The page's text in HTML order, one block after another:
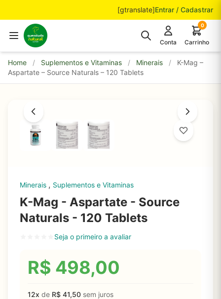
[gtranslate]Entrar / Cadastrar
Conta
0
Carrinho
Home / Suplementos e Vitaminas / Minerais /
K-Mag –
Aspartate – Source Naturals – 120 Tablets
Minerais , Suplementos e Vitaminas
K-Mag - Aspartate - Source
Naturals - 120 Tablets
Seja o primeiro a avaliar
R$ 498,00
12x de R$ 41,50 sem juros